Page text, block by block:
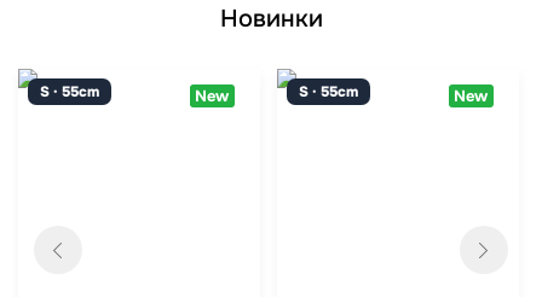
Новинки
S · 55cm New S · 55cm New